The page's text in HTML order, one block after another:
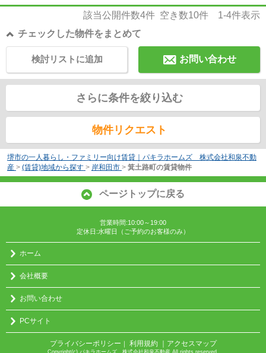
該当公開件数4件 空き数10件 1-4件表示
チェックした物件をまとめて
お問い合わせ
検討リストに追加
さらに条件を絞り込む
物件リクエスト
堺市の一人暮らし・ファミリー向け賃貸｜パキラホームズ 株式会社和泉不動
産 > (賃貸)地域から探す > 岸和田市 > 箕土路町の賃貸物件
ページトップに戻る
営業時間:10:00～19:00
定休日:水曜日（ご予約のお客様のみ）
ホーム
会社概要
お問い合わせ
PCサイト
プライバシーポリシー ｜ 利用規約 ｜アクセスマップ
Copyright(c) パキラホームズ 株式会社和泉不動産 All rights reserved.